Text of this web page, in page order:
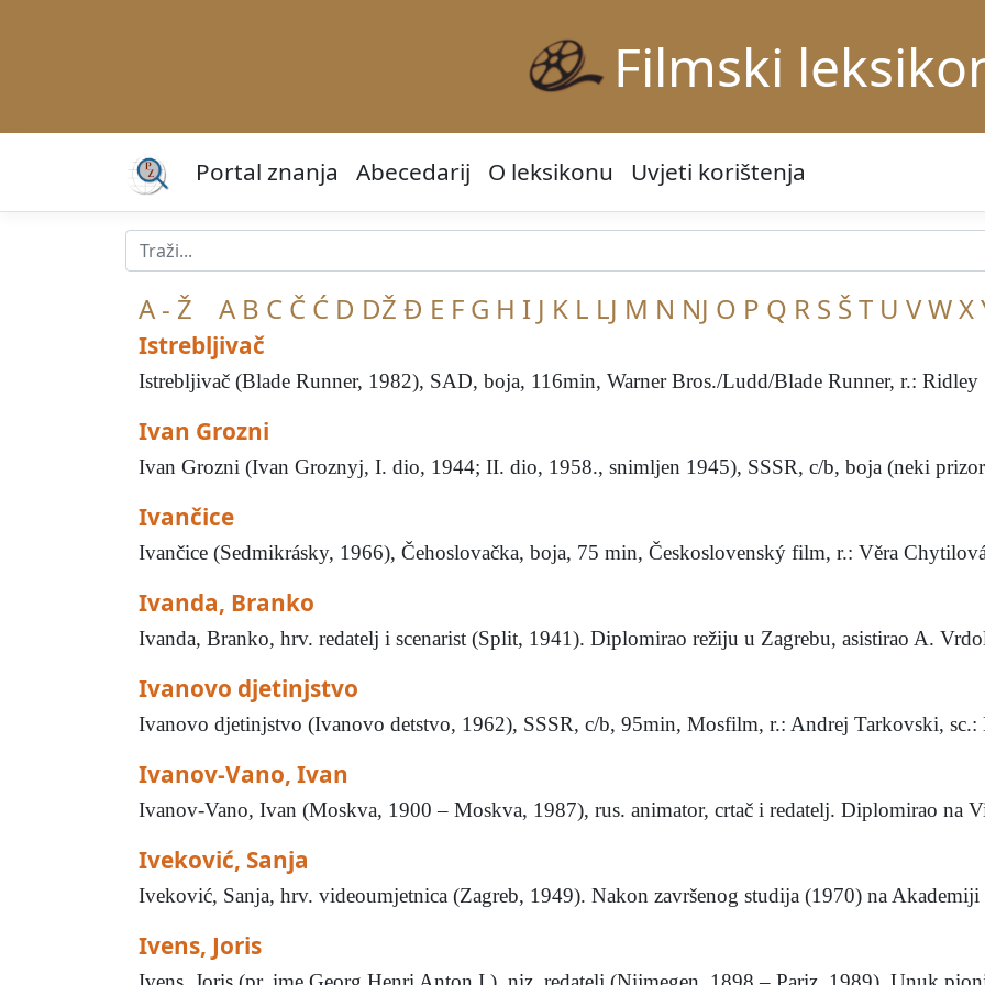
Filmski
Portal znanja Abecedarij O leksikonu Uvjeti korištenja
A - Ž A B C Č Ć D DŽ Đ E F G H I J K L LJ M N NJ O P Q R S Š T U VWX
Istrebljivač
Istrebljivač (Blade Runner, 1982), SAD, boja, 116min, Warner Bros./Ludd/Blade Runner, r.: Ridley
Ivan Grozni
Ivan Grozni (Ivan Groznyj, I. dio, 1944; II. dio, 1958., snimljen 1945), SSSR, c/b, boja (neki
Ivančice
Ivančice (Sedmikrásky, 1966), Čehoslovačka, boja, 75 min, Československý film, r.: Věra
Ivanda, Branko
Ivanda, Branko, hrv. redatelj i scenarist (Split, 1941). Diplomirao režiju u Zagrebu, asistirao A.
Ivanovo djetinjstvo
Ivanovo djetinjstvo (Ivanovo detstvo, 1962), SSSR, c/b, 95min, Mosfilm, r.: Andrej Tarkovski,
Ivanov-Vano, Ivan
Ivanov-Vano, Ivan (Moskva, 1900 – Moskva, 1987), rus. animator, crtač i redatelj. Diplomirao na
Iveković, Sanja
Iveković, Sanja, hrv. videoumjetnica (Zagreb, 1949). Nakon završenog studija (1970) na
Ivens, Joris